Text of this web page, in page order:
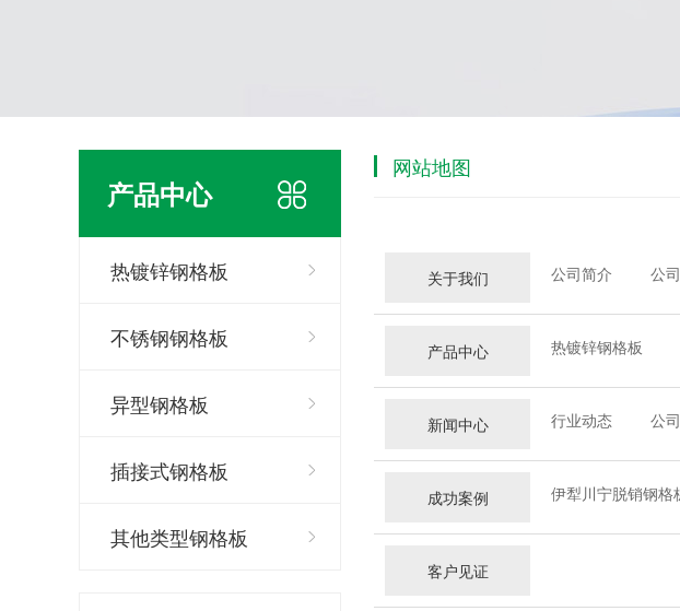
产品中心
热镀锌钢格板
不锈钢钢格板
异型钢格板
插接式钢格板
其他类型钢格板
网站地图
关于我们 公司简介 公
产品中心 热镀锌钢格板
新闻中心 行业动态 公
成功案例 伊犁川宁脱销钢格
客户见证